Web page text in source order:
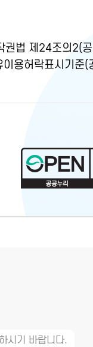
법 제24조의2(
용허락표시기준
시기 바랍니다.